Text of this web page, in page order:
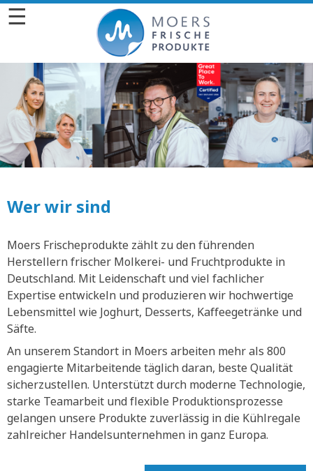
☰
Wer wir sind
Moers Frischeprodukte zählt zu den führenden
Herstellern frischer Molkerei- und Fruchtprodukte in
Deutschland. Mit Leidenschaft und viel fachlicher
Expertise entwickeln und produzieren wir hochwertige
Lebensmittel wie Joghurt, Desserts, Kaffeegetränke und
Säfte.
An unserem Standort in Moers arbeiten mehr als 800
engagierte Mitarbeitende täglich daran, beste Qualität
sicherzustellen. Unterstützt durch moderne Technologie,
starke Teamarbeit und flexible Produktionsprozesse
gelangen unsere Produkte zuverlässig in die Kühlregale
zahlreicher Handelsunternehmen in ganz Europa.